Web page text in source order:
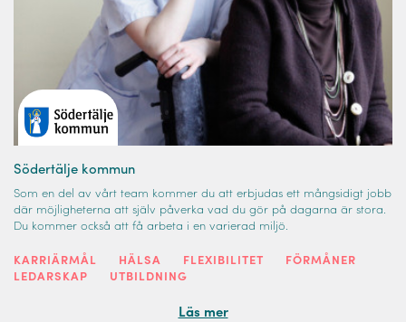
Södertälje kommun
Som en del av vårt team kommer du att erbjudas ett mångsidigt jobb
där möjligheterna att själv påverka vad du gör på dagarna är stora.
Du kommer också att få arbeta i en varierad miljö.
KARRIÄRMÅL HÄLSA FLEXIBILITET
FÖRMÅNER
LEDARSKAP
UTBILDNING
Läs mer